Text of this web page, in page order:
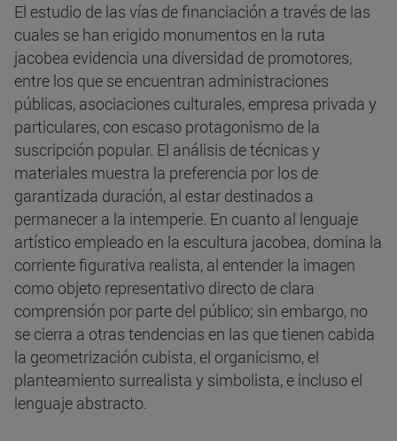
El estudio de las vías de financiación a través de las
cuales se han erigido monumentos en la ruta
jacobea evidencia una diversidad de promotores,
entre los que se encuentran administraciones
públicas, asociaciones culturales, empresa privada y
particulares, con escaso protagonismo de la
suscripción popular. El análisis de técnicas y
materiales muestra la preferencia por los de
garantizada duración, al estar destinados a
permanecer a la intemperie. En cuanto al lenguaje
artístico empleado en la escultura jacobea, domina la
corriente figurativa realista, al entender la imagen
como objeto representativo directo de clara
comprensión por parte del público; sin embargo, no
se cierra a otras tendencias en las que tienen cabida
la geometrización cubista, el organicismo, el
planteamiento surrealista y simbolista, e incluso el
lenguaje abstracto.